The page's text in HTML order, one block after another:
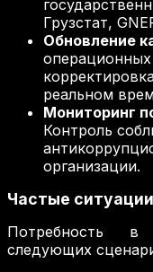
Грузстат,
Обновление
реальном
Мониторинг
Контроль
организации.
Частые
Потребность в
следующих